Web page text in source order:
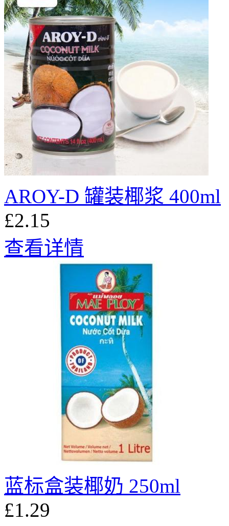
AROY-D 罐装椰浆 400ml
£2.15
查看详情
蓝标盒装椰奶 250ml
£1.29